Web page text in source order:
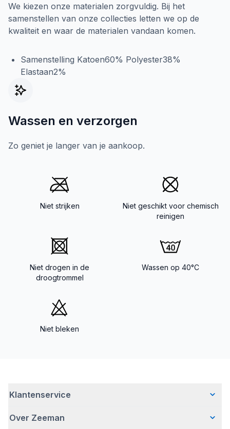
We kiezen onze materialen zorgvuldig. Bij het
samenstellen van onze collecties letten we op de
kwaliteit en waar de materialen vandaan komen.
Samenstelling Katoen60% Polyester38%
Elastaan2%
Wassen en verzorgen
Zo geniet je langer van je aankoop.
Niet strijken
Niet geschikt voor chemisch
reinigen
Niet drogen in de
droogtrommel
Wassen op 40°C
Niet bleken
Klantenservice
Veelgestelde vragen
Over Zeeman